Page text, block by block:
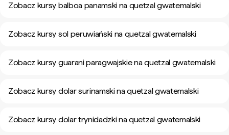
Zobacz kursy balboa panamski na quetzal gwatemalski
Zobacz kursy sol peruwiański na quetzal gwatemalski
Zobacz kursy guarani paragwajskie na quetzal gwatemalski
Zobacz kursy dolar surinamski na quetzal gwatemalski
Zobacz kursy dolar trynidadzki na quetzal gwatemalski